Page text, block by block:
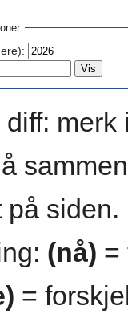
diff:
på siden.
(nå) =
=